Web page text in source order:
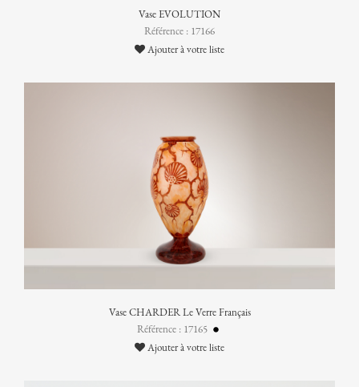
Vase EVOLUTION
Référence : 17166
Ajouter à votre liste
Vase CHARDER Le Verre Français
Référence : 17165
Ajouter à votre liste